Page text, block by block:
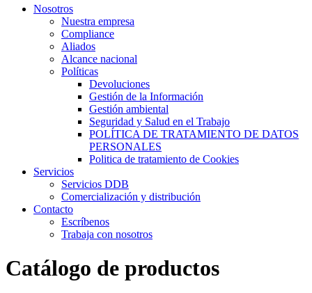
Nosotros
Nuestra empresa
Compliance
Aliados
Alcance nacional
Políticas
Devoluciones
Gestión de la Información
Gestión ambiental
Seguridad y Salud en el Trabajo
POLÍTICA DE TRATAMIENTO DE DATOS
PERSONALES
Politica de tratamiento de Cookies
Servicios
Servicios DDB
Comercialización y distribución
Contacto
Escríbenos
Trabaja con nosotros
Catálogo de productos